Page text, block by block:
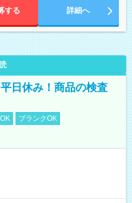
する 詳細へ
日休み！商品の検査
ブランクOK